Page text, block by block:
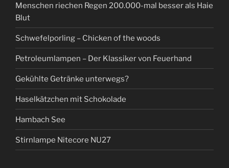
Menschen riechen Regen 200.000-mal besser als Haie
Blut
Schwefelporling – Chicken of the woods
Petroleumlampen – Der Klassiker von Feuerhand
Gekühlte Getränke unterwegs?
Haselkätzchen mit Schokolade
Hambach See
Stirnlampe Nitecore NU27